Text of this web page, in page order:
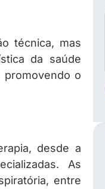
técnica, mas
da saúde
promovendo o
desde a
As
entre